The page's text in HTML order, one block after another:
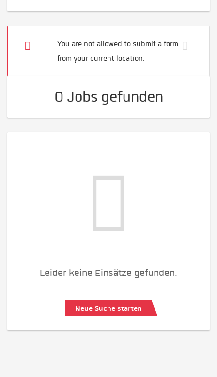
You are not allowed to submit a form
from your current location.
0 Jobs gefunden
Leider keine Einsätze gefunden.
Neue Suche starten